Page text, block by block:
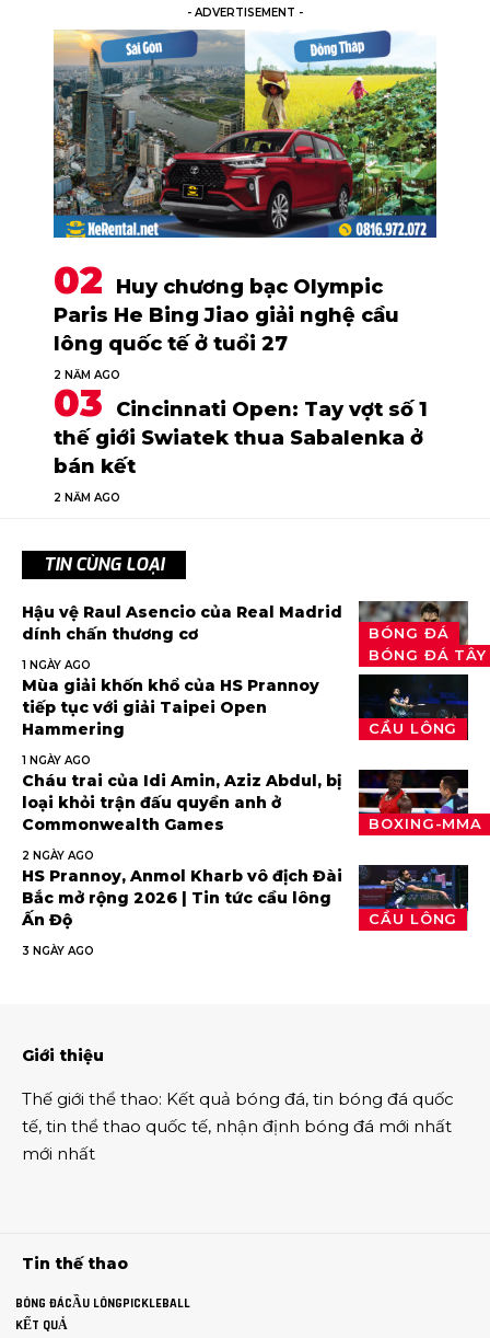
- ADVERTISEMENT -
Huy chương bạc Olympic
Paris He Bing Jiao giải nghệ cầu
lông quốc tế ở tuổi 27
2 NĂM AGO
Cincinnati Open: Tay vợt số 1
thế giới Swiatek thua Sabalenka ở
bán kết
2 NĂM AGO
TIN CÙNG LOẠI
BÓNG ĐÁ
BÓNG ĐÁ
Hậu vệ Raul Asencio của Real Madrid
dính chấn thương cơ
1 NGÀY AGO
CẦU LÔNG
Mùa giải khốn khổ của HS Prannoy
tiếp tục với giải Taipei Open
Hammering
1 NGÀY AGO
BOXING-MMA
Cháu trai của Idi Amin, Aziz Abdul, bị
loại khỏi trận đấu quyền anh ở
Commonwealth Games
2 NGÀY AGO
CẦU LÔNG
HS Prannoy, Anmol Kharb vô địch Đài
Bắc mở rộng 2026 | Tin tức cầu lông
Ấn Độ
3 NGÀY AGO
Giới thiệu
Thế giới thể thao: Kết quả bóng đá, tin bóng đá quốc
tế, tin thể thao quốc tế, nhận định bóng đá mới nhất
mới nhất
Tin thế thao
BÓNG ĐÁCẦU LÔNGPICKLEBALL
KẾT QUẢ